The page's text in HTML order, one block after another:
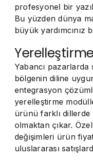
profesyonel bir
Bu yüzden dünya
büyük yardımcınız
Yabancı
bölgenin diline
entegrasyon
yerelleştirme
ürünü farklı dillerde
olmaktan çıkar.
değişimleri ürün
uluslararası